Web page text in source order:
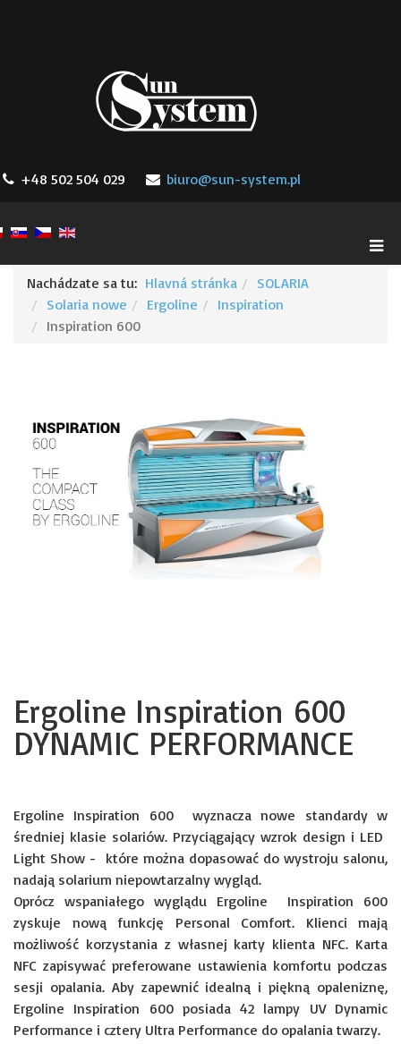
+48 502 504 029 biuro@sun-system.pl
Nachádzate sa tu: Hlavná stránka
SOLARIA
Solaria nowe
Ergoline
Inspiration
Inspiration 600
Ergoline Inspiration 600
DYNAMIC PERFORMANCE
Ergoline Inspiration 600 wyznacza nowe standardy w
średniej klasie solariów. Przyciągający wzrok design i LED
Light Show - które można dopasować do wystroju salonu,
nadają solarium niepowtarzalny wygląd.
Oprócz wspaniałego wyglądu Ergoline Inspiration 600
zyskuje nową funkcję Personal Comfort. Klienci mają
możliwość korzystania z własnej karty klienta NFC. Karta
NFC zapisywać preferowane ustawienia komfortu podczas
sesji opalania. Aby zapewnić idealną i piękną opaleniznę,
Ergoline Inspiration 600 posiada 42 lampy UV Dynamic
Performance i cztery Ultra Performance do opalania twarzy.